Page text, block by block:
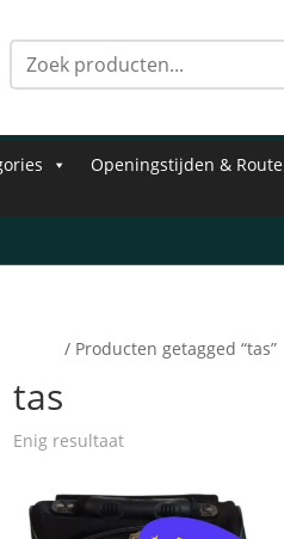
Openingstijden & Route
/ Producten getagged “tas”
tas
Enig resultaat